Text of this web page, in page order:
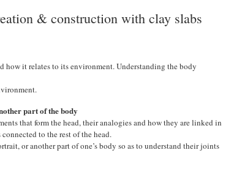
& construction with clay slabs
how it relates to its environment. Understanding the body
part of the body
that form the head, their analogies and how they are linked in
to the rest of the head.
or another part of one’s body so as to understand their joints